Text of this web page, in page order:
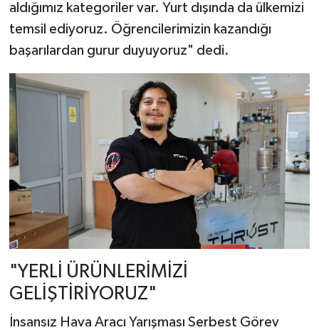
aldığımız kategoriler var. Yurt dışında da ülkemizi
temsil ediyoruz. Öğrencilerimizin kazandığı
başarılardan gurur duyuyoruz" dedi.
"YERLİ ÜRÜNLERİMİZİ
GELİŞTİRİYORUZ"
İnsansız Hava Aracı Yarışması Serbest Görev